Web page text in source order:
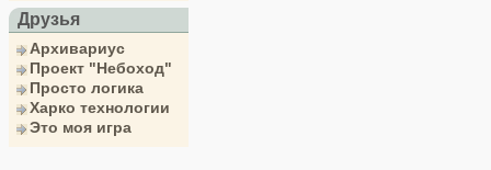
Друзья
Архивариус
Проект "Небоход"
Просто логика
Харко технологии
Это моя игра